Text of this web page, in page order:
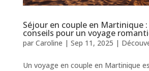
Séjour en couple en Martinique
conseils pour un voyage
par Caroline | Sep 11, 2025 |
Un voyage en couple en Martinique